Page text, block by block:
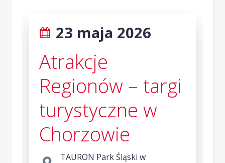
23 maja 2026
Atrakcje
Regionów – targi
turystyczne w
Chorzowie
TAURON Park Śląski w